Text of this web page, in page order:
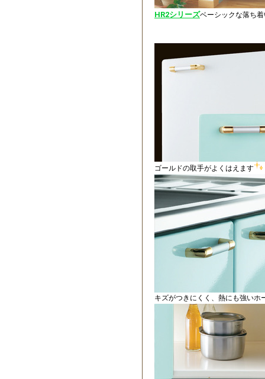
HR2シリーズベーシックな落ち
ゴールドの取手がよくはえます
キズがつきにくく、熱にも強いホ